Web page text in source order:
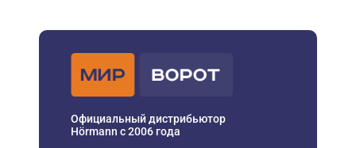
Официальный дистрибьютор
Hörmann с 2006 года